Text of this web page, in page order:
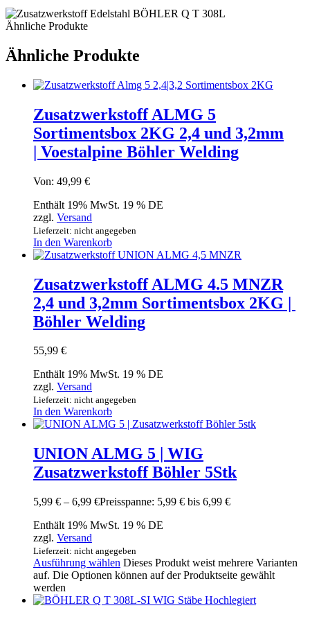
Ähnliche Produkte
Ähnliche Produkte
Zusatzwerkstoff ALMG 5
Sortimentsbox 2KG 2,4 und 3,2mm
| Voestalpine Böhler Welding
Von: 49,99 €
Enthält 19% MwSt. 19 % DE
zzgl. Versand
Lieferzeit: nicht angegeben
In den Warenkorb
Zusatzwerkstoff ALMG 4.5 MNZR
2,4 und 3,2mm Sortimentsbox 2KG |
Böhler Welding
55,99 €
Enthält 19% MwSt. 19 % DE
zzgl. Versand
Lieferzeit: nicht angegeben
In den Warenkorb
UNION ALMG 5 | WIG
Zusatzwerkstoff Böhler 5Stk
5,99 € – 6,99 €Preisspanne: 5,99 € bis 6,99 €
Enthält 19% MwSt. 19 % DE
zzgl. Versand
Lieferzeit: nicht angegeben
Ausführung wählen Dieses Produkt weist mehrere Varianten
auf. Die Optionen können auf der Produktseite gewählt
werden